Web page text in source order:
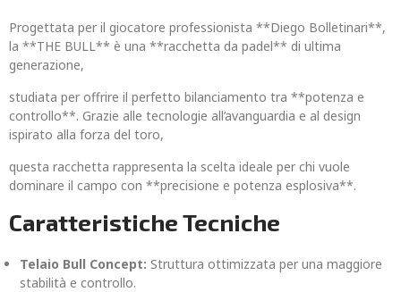
Progettata per il giocatore professionista **Diego Bolletinari**,
la **THE BULL** è una **racchetta da padel** di ultima
generazione,
studiata per offrire il perfetto bilanciamento tra **potenza e
controllo**. Grazie alle tecnologie all’avanguardia e al design
ispirato alla forza del toro,
questa racchetta rappresenta la scelta ideale per chi vuole
dominare il campo con **precisione e potenza esplosiva**.
Caratteristiche Tecniche
Telaio Bull Concept: Struttura ottimizzata per una maggiore
stabilità e controllo.